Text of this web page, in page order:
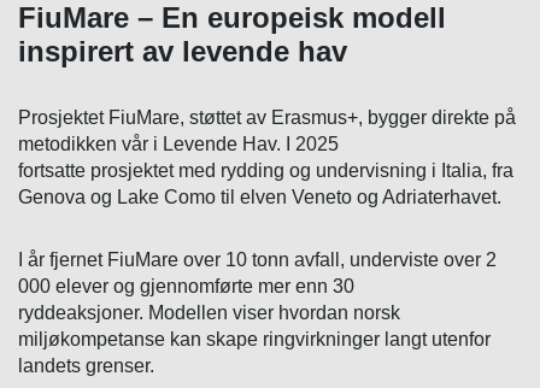
FiuMare – En europeisk modell
inspirert av levende hav
Prosjektet FiuMare, støttet av Erasmus+, bygger direkte på
metodikken vår i Levende Hav. I 2025
fortsatte prosjektet med rydding og undervisning i Italia, fra
Genova og Lake Como til elven Veneto og Adriaterhavet.
I år fjernet FiuMare over 10 tonn avfall, underviste over 2
000 elever og gjennomførte mer enn 30
ryddeaksjoner. Modellen viser hvordan norsk
miljøkompetanse kan skape ringvirkninger langt utenfor
landets grenser.